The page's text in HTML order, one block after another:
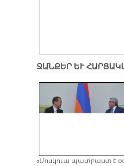
ՋԱՆՔԵՐ ԵՒ
«Մոսկուա պատրաստ է